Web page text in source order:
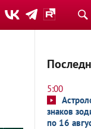
5:00
знаков
по 16